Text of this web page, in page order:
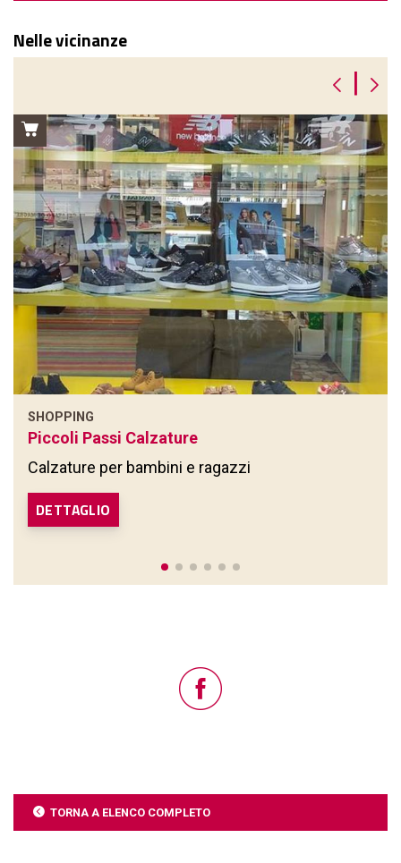
Nelle vicinanze
SHOPPING
Piccoli Passi Calzature
Calzature per bambini e ragazzi
DETTAGLIO
|
TORNA A ELENCO COMPLETO